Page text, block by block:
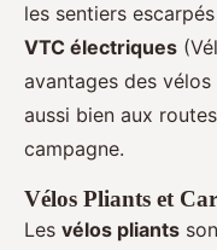
les sentiers
VTC électriques
avantages des
aussi bien aux
campagne.
Vélos Pliants et
Les vélos pliants